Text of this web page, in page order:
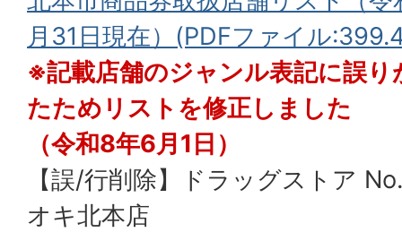
月31日現在）(PDFファイル
※記載店舗のジャンル表記に誤り
たためリストを修正しました
（令和8年6月1日）
【誤/行削除】ドラッグストア
オキ北本店